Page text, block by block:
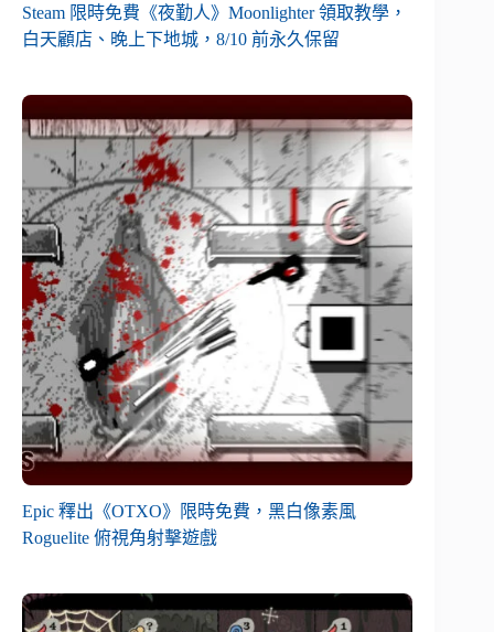
Steam 限時免費《夜勤人》Moonlighter 領取教學，
白天顧店、晚上下地城，8/10 前永久保留
Epic 釋出《OTXO》限時免費，黑白像素風
Roguelite 俯視角射擊遊戲